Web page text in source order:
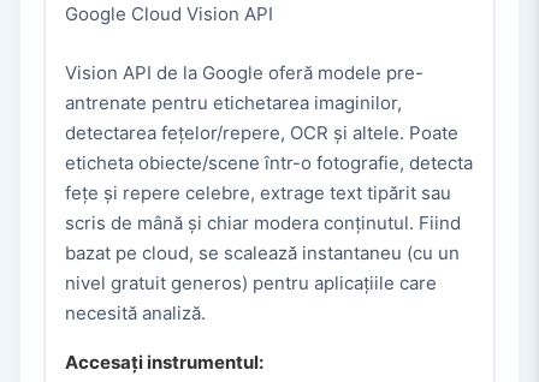
Google Cloud Vision API
Vision API de la Google oferă modele pre-
antrenate pentru etichetarea imaginilor,
detectarea fețelor/repere, OCR și altele. Poate
eticheta obiecte/scene într-o fotografie, detecta
fețe și repere celebre, extrage text tipărit sau
scris de mână și chiar modera conținutul. Fiind
bazat pe cloud, se scalează instantaneu (cu un
nivel gratuit generos) pentru aplicațiile care
necesită analiză.
Accesați instrumentul: